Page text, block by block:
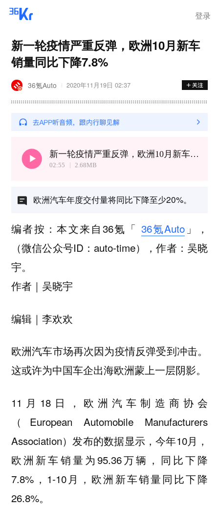
登录
新一轮疫情严重反弹，欧洲10月新车
销量同比下降7.8%
36氪Auto 2020年11月19日 02:37
新一轮疫情严重反弹，欧洲10月新车销量同比下降7.8%
02:55 2.68MB
欧洲汽车年度交付量将同比下降至少20%。
编者按：本文来自36氪「 36氪Auto 」，
（微信公众号ID：auto-time），作者：吴晓
宇。
作者｜吴晓宇
编辑｜李欢欢
欧洲汽车市场再次因为疫情反弹受到冲击。
这或许为中国车企出海欧洲蒙上一层阴影。
11月18日，欧洲汽车制造商协会
（European Automobile Manufacturers
Association）发布的数据显示，今年10月，
欧洲新车销量为95.36万辆，同比下降
7.8%，1-10月，欧洲新车销量同比下降
26.8%。